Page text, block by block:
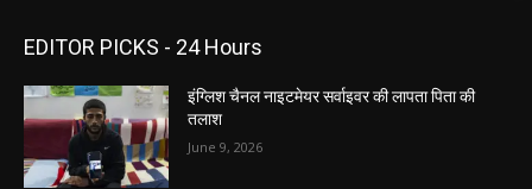
EDITOR PICKS - 24 Hours
इंग्लिश चैनल नाइटमेयर सर्वाइवर की लापता पिता की
तलाश
June 9, 2026